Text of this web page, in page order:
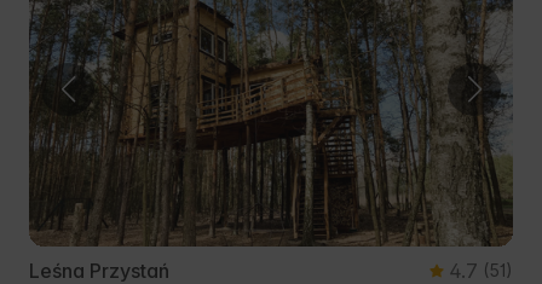
Leśna Przystań 4.7 (51)